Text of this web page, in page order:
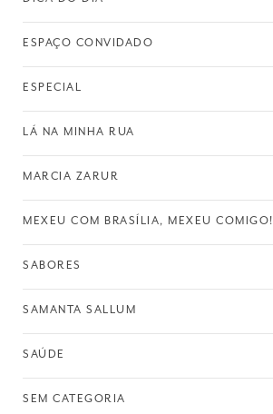
ESPAÇO CONVIDADO
ESPECIAL
LÁ NA MINHA RUA
MARCIA ZARUR
MEXEU COM BRASÍLIA, MEXEU COMIGO!
SABORES
SAMANTA SALLUM
SAÚDE
SEM CATEGORIA